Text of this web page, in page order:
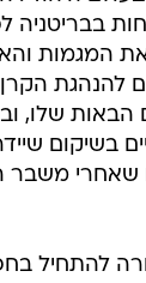
בבריטניה
המגמות
להנהגת
100 השנים הבאות
בשיקום
שאחרי משבר
להתחיל